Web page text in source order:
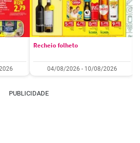
Recheio folheto
04/08/2026 - 10/08/2026
PUBLICIDADE